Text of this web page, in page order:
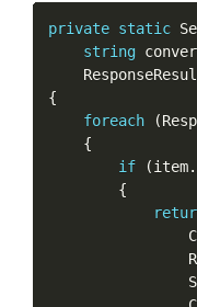
private static
string
{
foreach
(
{
if
(item.
{